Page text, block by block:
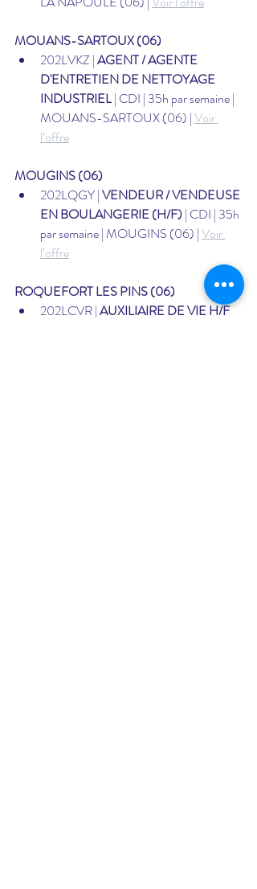
MOUANS-SARTOUX (06)
202LVKZ | AGENT / AGENTE
D'ENTRETIEN DE NETTOYAGE
INDUSTRIEL | CDI | 35h par semaine |
MOUANS-SARTOUX (06) | Voir
l’offre
MOUGINS (06)
202LQGY | VENDEUR / VENDEUSE
EN BOULANGERIE (H/F) | CDI | 35h
par semaine | MOUGINS (06) | Voir
l’offre
ROQUEFORT LES PINS (06)
202LCVR | AUXILIAIRE DE VIE H/F